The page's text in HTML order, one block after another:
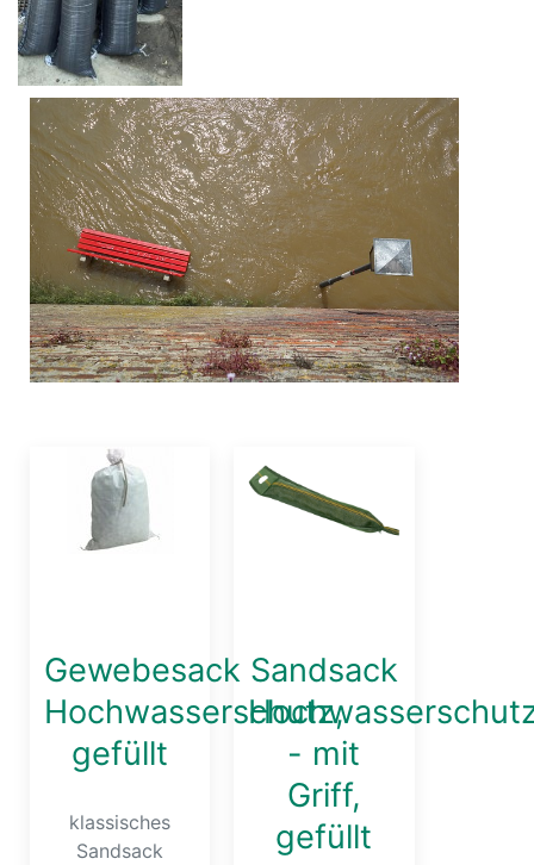
Gewebesack
Hochwasserschutz,
gefüllt
klassisches
Sandsack
Sandsack
- mit
Griff,
gefüllt